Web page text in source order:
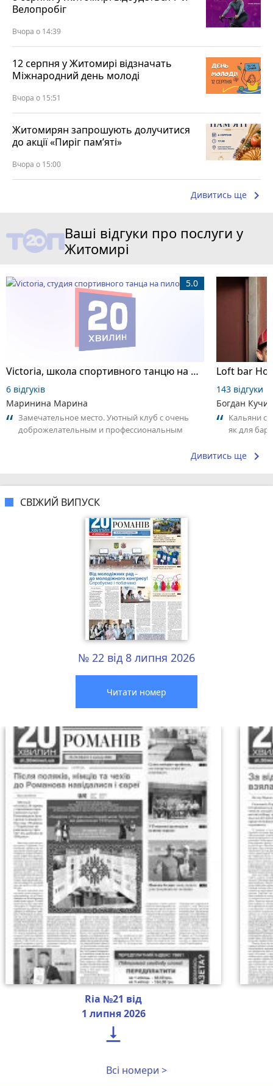
Велопробіг
Вчора о 14:39
12 серпня у Житомирі відзначать
Міжнародний день молоді
Вчора о 15:51
Житомирян запрошують долучитися
до акції «Пиріг пам’яті»
Вчора о 15:00
Дивитись ще keyboard_arrow_right
Ваші відгуки про послуги у
Житомирі
Victoria, школа спортивного танцю на пілоні
5.0
6 відгуків
Маринина Марина
Замечательное место. Уютный клуб с очень
доброжелательным и профессиональным
Loft bar
143 відгуки
Богдан
Кальяни
як для
Дивитись ще keyboard_arrow_right
СВІЖИЙ ВИПУСК
№ 22 від 8 липня 2026
Читати номер
Ria №21 від
1 липня 2026

Всі номери >